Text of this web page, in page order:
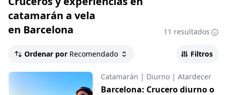
catamarán a vela
en Barcelona
11 resultados
Ordenar por Recomendado Filtros
Catamarán | Diurno | Atardecer
Barcelona: Crucero diurno o